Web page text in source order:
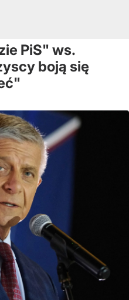
PiS" ws.
boją się